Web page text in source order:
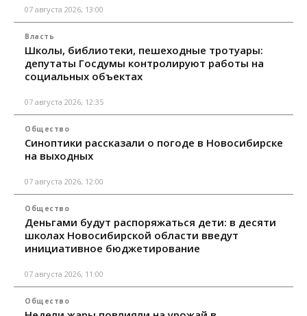
07 августа 2026, 13:00
Власть
Школы, библиотеки, пешеходные тротуары:
депутаты Госдумы контролируют работы на
социальных объектах
07 августа 2026, 12:35
Общество
Синоптики рассказали о погоде в Новосибирске
на выходных
07 августа 2026, 12:00
Общество
Деньгами будут распоряжаться дети: в десяти
школах Новосибирской области введут
инициативное бюджетирование
07 августа 2026, 11:00
Общество